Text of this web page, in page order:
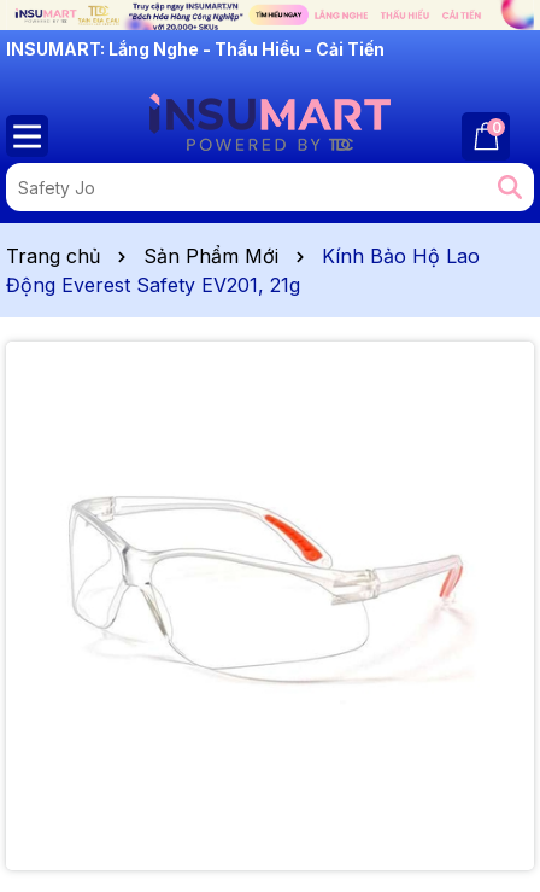
INSUMART: Lắng Nghe - Thấu Hiểu - Cải Tiến
0
Trang chủ Sản Phẩm Mới
Kính Bảo Hộ Lao
Động Everest Safety EV201, 21g